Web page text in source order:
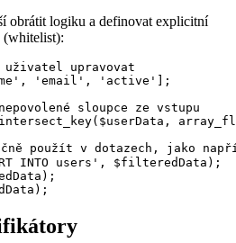
obrátit logiku a definovat explicitní
(whitelist):
upravovat
'email', 'active'];
sloupce ze vstupu
použít v dotazech, jako
INTO users', $filteredData);